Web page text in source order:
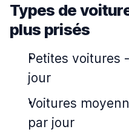
Types de
plus prisés
Petites voitures -
jour
Voitures
par jour